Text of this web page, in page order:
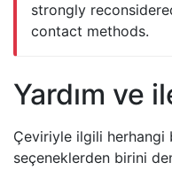
strongly
contact methods.
Yardım ve
Çeviriyle ilgili herhangi
seçeneklerden birini